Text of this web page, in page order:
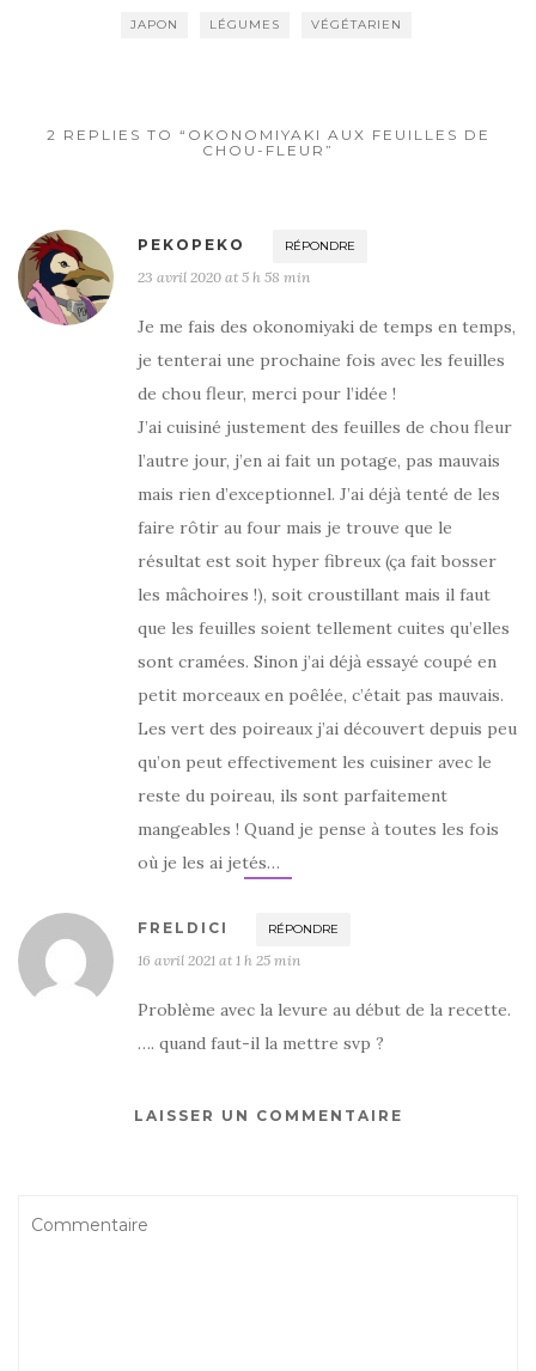
k
er
JAPON LÉGUMES VÉGÉTARIEN
2 REPLIES TO “OKONOMIYAKI AUX FEUILLES DE
CHOU-FLEUR”
PEKOPEKO RÉPONDRE
23 avril 2020 at 5 h 58 min
Je me fais des okonomiyaki de temps en temps,
je tenterai une prochaine fois avec les feuilles
de chou fleur, merci pour l’idée !
J’ai cuisiné justement des feuilles de chou fleur
l’autre jour, j’en ai fait un potage, pas mauvais
mais rien d’exceptionnel. J’ai déjà tenté de les
faire rôtir au four mais je trouve que le
résultat est soit hyper fibreux (ça fait bosser
les mâchoires !), soit croustillant mais il faut
que les feuilles soient tellement cuites qu’elles
sont cramées. Sinon j’ai déjà essayé coupé en
petit morceaux en poêlée, c’était pas mauvais.
Les vert des poireaux j’ai découvert depuis peu
qu’on peut effectivement les cuisiner avec le
reste du poireau, ils sont parfaitement
mangeables ! Quand je pense à toutes les fois
où je les ai jetés…
FRELDICI RÉPONDRE
16 avril 2021 at 1 h 25 min
Problème avec la levure au début de la recette.
…. quand faut-il la mettre svp ?
LAISSER UN COMMENTAIRE